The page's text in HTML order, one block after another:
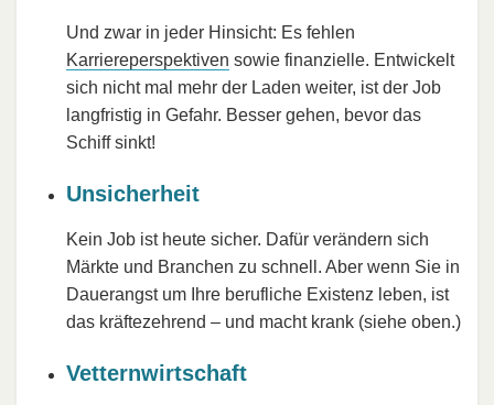
Und zwar in jeder Hinsicht: Es fehlen
Karriereperspektiven sowie finanzielle. Entwickelt
sich nicht mal mehr der Laden weiter, ist der Job
langfristig in Gefahr. Besser gehen, bevor das
Schiff sinkt!
Unsicherheit
Kein Job ist heute sicher. Dafür verändern sich
Märkte und Branchen zu schnell. Aber wenn Sie in
Dauerangst um Ihre berufliche Existenz leben, ist
das kräftezehrend – und macht krank (siehe oben.)
Vetternwirtschaft